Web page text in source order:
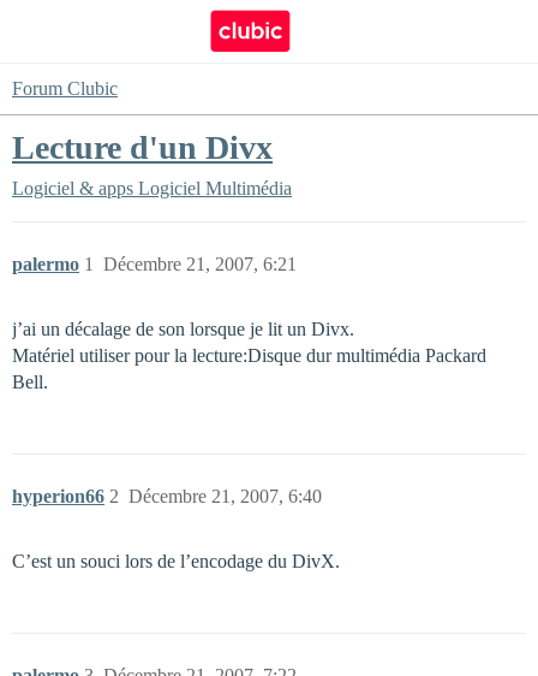
Forum Clubic
Lecture d'un Divx
Logiciel & apps Logiciel Multimédia
palermo Décembre 21, 2007, 6:21
1
j’ai un décalage de son lorsque je lit un Divx.
Matériel utiliser pour la lecture:Disque dur multimédia Packard
Bell.
hyperion66 Décembre 21, 2007, 6:40
2
C’est un souci lors de l’encodage du DivX.